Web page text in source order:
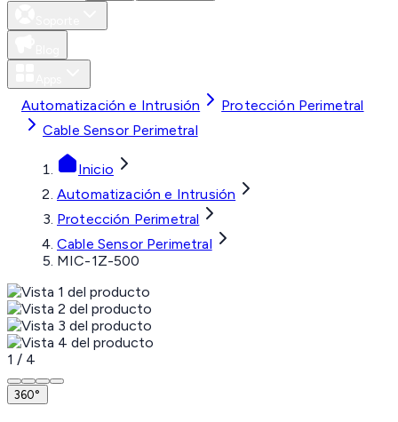
Automatización e Intrusión
Protección Perimetral
Cable Sensor Perimetral
Inicio
Automatización e Intrusión
Protección Perimetral
Cable Sensor Perimetral
MIC-1Z-500
1 / 4
360°